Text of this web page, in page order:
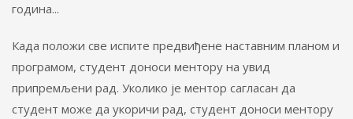
година...
Када положи све испите предвиђене наставним планом и
програмом, студент доноси ментору на увид
припремљени рад. Уколико је ментор сагласан да
студент може да укоричи рад, студент доноси ментору